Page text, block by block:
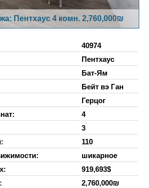
Пентхаус 4 комн. 2,760,000₪
40974
Пентхаус
Бат-Ям
Бейт вэ Ган
Герцог
4
3
110
шикарное
919,693$
2,760,000₪